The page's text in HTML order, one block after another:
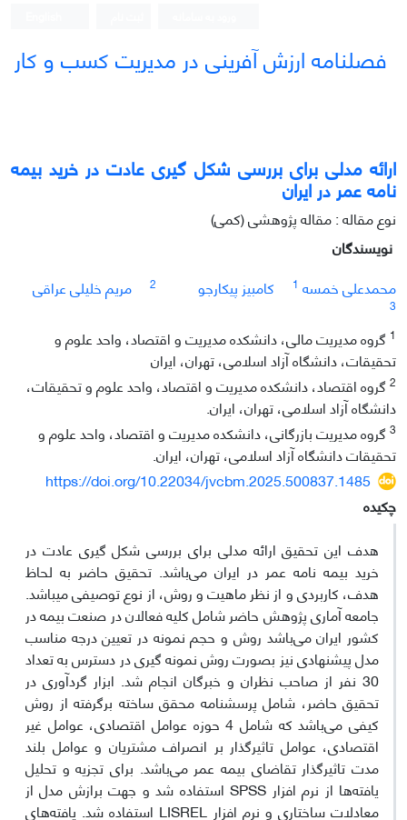
فصلنامه ارزش آفرینی در مدیریت کسب و کار
ارائه مدلی برای بررسی شکل گیری عادت در خرید بیمه
نامه عمر در ایران
نوع مقاله : مقاله پژوهشی (کمی)
نویسندگان
محمدعلی خمسه 1 کامبیز پیکارجو 2 مریم خلیلی عراقی
3
1 گروه مدیریت مالی، دانشکده مدیریت و اقتصاد، واحد علوم و
تحقیقات، دانشگاه آزاد اسلامی، تهران، ایران
2 گروه اقتصاد، دانشکده مدیریت و اقتصاد، واحد علوم و تحقیقات،
دانشگاه آزاد اسلامی، تهران، ایران.
3 گروه مدیریت بازرگانی، دانشکده مدیریت و اقتصاد، واحد علوم و
تحقیقات دانشگاه آزاد اسلامی، تهران، ایران.
https://doi.org/10.22034/jvcbm.2025.500837.1485
چکیده
هدف این تحقیق ارائه مدلی برای بررسی شکل گیری عادت در
خرید بیمه نامه عمر در ایران می‌باشد. تحقیق حاضر به لحاظ
هدف، کاربردی و از نظر ماهیت و روش، از نوع توصیفی می‎باشد.
جامعه آماری پژوهش حاضر شامل کلیه فعالان در صنعت بیمه در
کشور ایران می‌باشد روش و حجم نمونه در تعیین درجه مناسب
مدل پیشنهادی نیز بصورت روش نمونه گیری در دسترس به تعداد
30 نفر از صاحب نظران و خبرگان انجام شد. ابزار گردآوری در
تحقیق حاضر، شامل پرسشنامه محقق ساخته برگرفته از روش
کیفی می‌باشد که شامل 4 حوزه عوامل اقتصادی، عوامل غیر
اقتصادی، عوامل تاثیرگذار بر انصراف مشتریان و عوامل بلند
مدت تاثیرگذار تقاضای بیمه عمر می‌باشد. برای تجزیه و تحلیل
یافته‌ها از نرم افزار SPSS استفاده شد و جهت برازش مدل از
معادلات ساختاری و نرم افزار LISREL استفاده شد. یافته‌های